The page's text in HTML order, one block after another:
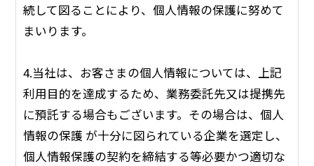
続して図ることにより、個人情報の保護に努めて
まいります。
4.当社は、お客さまの個人情報については、上記
利用目的を達成するため、業務委託先又は提携先
に預託する場合もございます。その場合は、個人
情報の保護 が十分に図られている企業を選定し、
個人情報保護の契約を締結する等必要かつ適切な